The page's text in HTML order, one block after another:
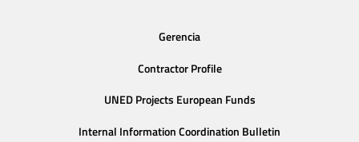
Gerencia
Contractor Profile
UNED Projects European Funds
Internal Information Coordination Bulletin